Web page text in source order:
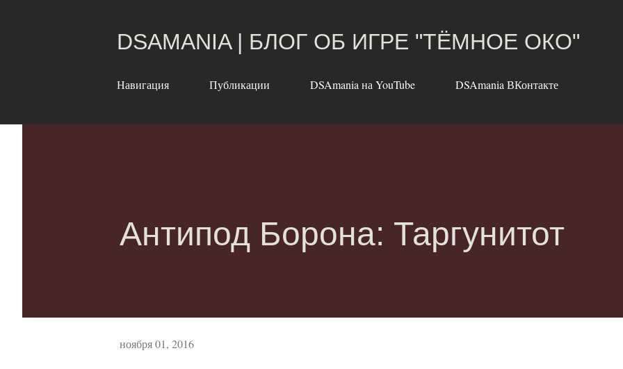
DSAMANIA | БЛОГ ОБ ИГРЕ "ТЁМНОЕ ОКО"
Навигация Публикации DSAmania на YouTube DSAmania ВКонтакте
Антипод Борона: Таргунитот
ноября 01, 2016